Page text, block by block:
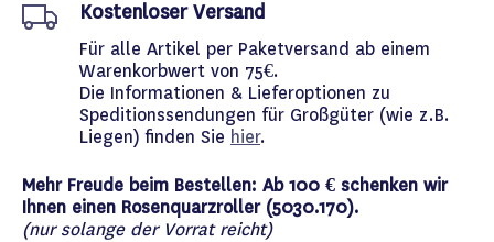
Kostenloser Versand
Für alle Artikel per Paketversand ab einem
Warenkorbwert von 75€.
Die Informationen & Lieferoptionen zu
Speditionssendungen für Großgüter (wie z.B.
Liegen) finden Sie hier.
Mehr Freude beim Bestellen: Ab 100 € schenken wir
Ihnen einen Rosenquarzroller (5030.170).
(nur solange der Vorrat reicht)